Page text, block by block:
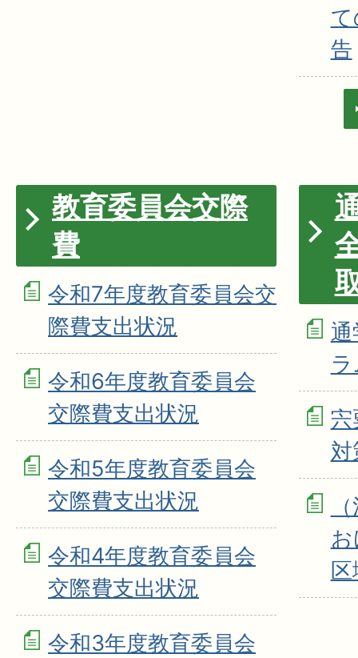
告
教育委員会交際
費
令和7年度教育委員会交
際費支出状況
令和6年度教育委員会
交際費支出状況
令和5年度教育委員会
交際費支出状況
令和4年度教育委員会
交際費支出状況
令和3年度教育委員会
対